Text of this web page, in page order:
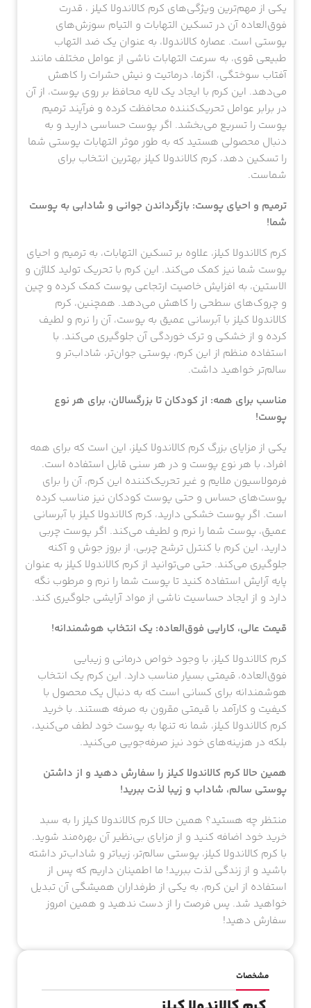
یکی از مهم‌ترین ویژگی‌های کرم کالاندولا کیلز ، قدرت
فوق‌العاده آن در تسکین التهابات و التیام سوزش‌های
پوستی است. عصاره کالاندولا، به عنوان یک ضد التهاب
طبیعی قوی، به سرعت التهابات ناشی از عوامل مختلف مانند
آفتاب سوختگی، اگزما، درماتیت و نیش حشرات را کاهش
می‌دهد. این کرم با ایجاد یک لایه محافظ بر روی پوست، از آن
در برابر عوامل تحریک‌کننده محافظت کرده و فرآیند ترمیم
پوست را تسریع می‌بخشد. اگر پوست حساسی دارید و به
دنبال محصولی هستید که به طور موثر التهابات پوستی شما
را تسکین دهد، کرم کالاندولا کیلز بهترین انتخاب برای
شماست.
ترمیم و احیای پوست: بازگرداندن جوانی و شادابی به پوست
شما!
کرم کالاندولا کیلز، علاوه بر تسکین التهابات، به ترمیم و احیای
پوست شما نیز کمک می‌کند. این کرم با تحریک تولید کلاژن و
الاستین، به افزایش خاصیت ارتجاعی پوست کمک کرده و چین
و چروک‌های سطحی را کاهش می‌دهد. همچنین، کرم
کالاندولا کیلز با آبرسانی عمیق به پوست، آن را نرم و لطیف
کرده و از خشکی و ترک خوردگی آن جلوگیری می‌کند. با
استفاده منظم از این کرم، پوستی جوان‌تر، شاداب‌تر و
سالم‌تر خواهید داشت.
مناسب برای همه: از کودکان تا بزرگسالان، برای هر نوع
پوست!
یکی از مزایای بزرگ کرم کالاندولا کیلز، این است که برای همه
افراد، با هر نوع پوست و در هر سنی قابل استفاده است.
فرمولاسیون ملایم و غیر تحریک‌کننده این کرم، آن را برای
پوست‌های حساس و حتی پوست کودکان نیز مناسب کرده
است. اگر پوست خشکی دارید، کرم کالاندولا کیلز با آبرسانی
عمیق، پوست شما را نرم و لطیف می‌کند. اگر پوست چربی
دارید، این کرم با کنترل ترشح چربی، از بروز جوش و آکنه
جلوگیری می‌کند. حتی می‌توانید از کرم کالاندولا کیلز به عنوان
پایه آرایش استفاده کنید تا پوست شما را نرم و مرطوب نگه
دارد و از ایجاد حساسیت ناشی از مواد آرایشی جلوگیری کند.
قیمت عالی، کارایی فوق‌العاده: یک انتخاب هوشمندانه!
کرم کالاندولا کیلز، با وجود خواص درمانی و زیبایی
فوق‌العاده، قیمتی بسیار مناسب دارد. این کرم یک انتخاب
هوشمندانه برای کسانی است که به دنبال یک محصول با
کیفیت و کارآمد با قیمتی مقرون به صرفه هستند. با خرید
کرم کالاندولا کیلز، شما نه تنها به پوست خود لطف می‌کنید،
بلکه در هزینه‌های خود نیز صرفه‌جویی می‌کنید.
همین حالا کرم کالاندولا کیلز را سفارش دهید و از داشتن
پوستی سالم، شاداب و زیبا لذت ببرید!
منتظر چه هستید؟ همین حالا کرم کالاندولا کیلز را به سبد
خرید خود اضافه کنید و از مزایای بی‌نظیر آن بهره‌مند شوید.
با کرم کالاندولا کیلز، پوستی سالم‌تر، زیباتر و شاداب‌تر داشته
باشید و از زندگی لذت ببرید! ما اطمینان داریم که پس از
استفاده از این کرم، به یکی از طرفداران همیشگی آن تبدیل
خواهید شد. پس فرصت را از دست ندهید و همین امروز
سفارش دهید!
مشخصات